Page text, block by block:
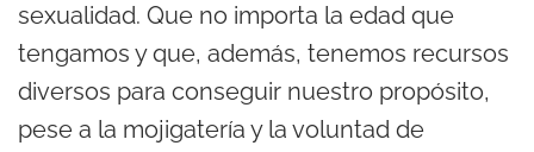
sexualidad. Que no importa la edad que
tengamos y que, además, tenemos recursos
diversos para conseguir nuestro propósito,
pese a la mojigatería y la voluntad de